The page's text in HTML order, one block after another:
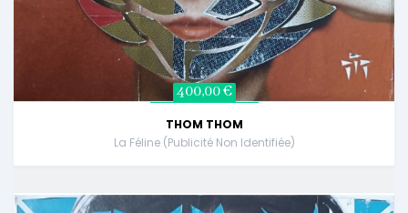
400,00 €
THOM THOM
La Féline (publicité Non Identifiée)